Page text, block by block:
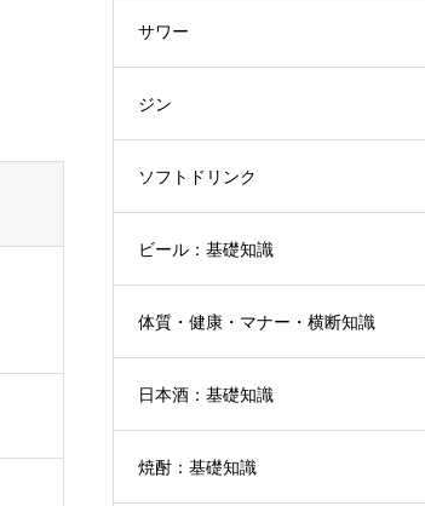
サワー
ジン
ソフトドリンク
ビール：基礎知識
体質・健康・マナー・横断知識
日本酒：基礎知識
焼酎：基礎知識